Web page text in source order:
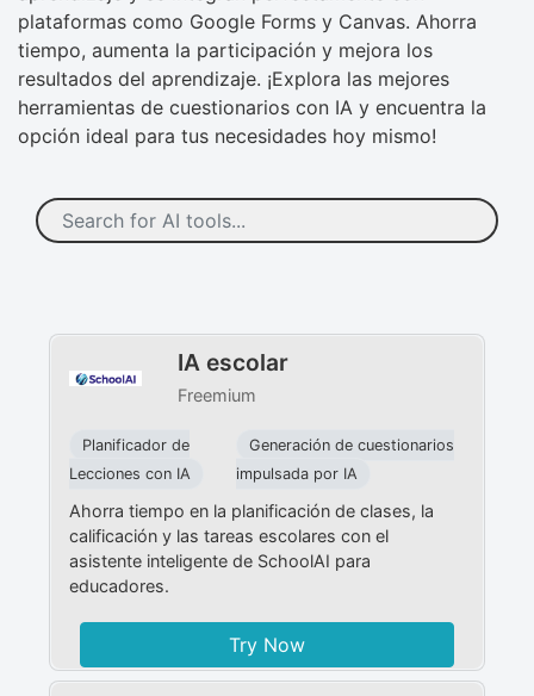
plataformas como Google Forms y Canvas. Ahorra
tiempo, aumenta la participación y mejora los
resultados del aprendizaje. ¡Explora las mejores
herramientas de cuestionarios con IA y encuentra la
opción ideal para tus necesidades hoy mismo!
IA escolar
Freemium
Planificador de
Lecciones con IA
Generación de cuestionarios
impulsada por IA
Ahorra tiempo en la planificación de clases, la
calificación y las tareas escolares con el
asistente inteligente de SchoolAI para
educadores.
Try Now